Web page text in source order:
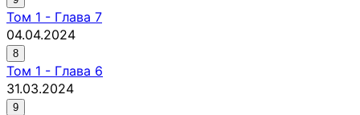
Том 1 - Глава 7
04.04.2024
8
Том 1 - Глава 6
31.03.2024
9